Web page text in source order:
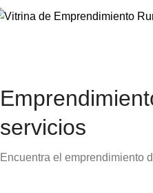
servicios
Encuentra el emprendimiento